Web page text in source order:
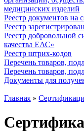
медицинских изделий
Реестр документов на
Реестр
Реестр добровольной
качества ЕАС»
Реестр штрих-кодов
Перечень товаров,
Перечень товаров,
Документы для
Главная »